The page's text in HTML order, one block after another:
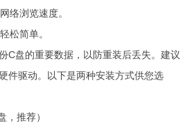
络浏览速度。
松简单。
C盘的重要数据，以防重装后丢失。建议
件驱动。以下是两种安装方式供您选
，推荐）